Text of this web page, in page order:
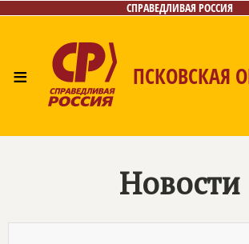
СПРАВЕДЛИВАЯ РОССИЯ
≡ ПСКОВСКАЯ
Новости